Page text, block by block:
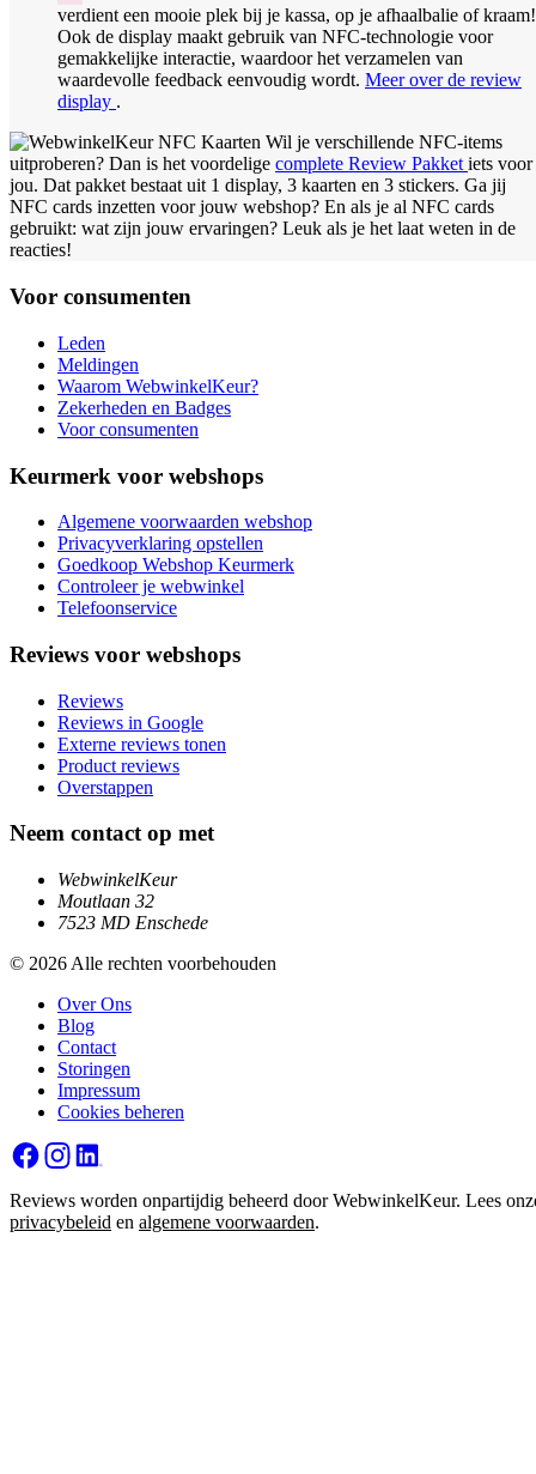
verdient een mooie plek bij je kassa, op je afhaalbalie of kraam!
Ook de display maakt gebruik van NFC-technologie voor
gemakkelijke interactie, waardoor het verzamelen van
waardevolle feedback eenvoudig wordt. Meer over de review
display .
Wil je verschillende NFC-items
uitproberen? Dan is het voordelige complete Review Pakketiets voor
jou. Dat pakket bestaat uit 1 display, 3 kaarten en 3 stickers. Ga jij
NFC cards inzetten voor jouw webshop? En als je al NFC cards
gebruikt: wat zijn jouw ervaringen? Leuk als je het laat weten in de
reacties!
Voor consumenten
Leden
Meldingen
Waarom WebwinkelKeur?
Zekerheden en Badges
Voor consumenten
Keurmerk voor webshops
Algemene voorwaarden webshop
Privacyverklaring opstellen
Goedkoop Webshop Keurmerk
Controleer je webwinkel
Telefoonservice
Reviews voor webshops
Reviews
Reviews in Google
Externe reviews tonen
Product reviews
Overstappen
Neem contact op met
WebwinkelKeur
Moutlaan 32
7523 MD Enschede
© 2026 Alle rechten voorbehouden
Over Ons
Blog
Contact
Storingen
Impressum
Cookies beheren
Reviews worden onpartijdig beheerd door WebwinkelKeur. Lees
privacybeleid en algemene voorwaarden.